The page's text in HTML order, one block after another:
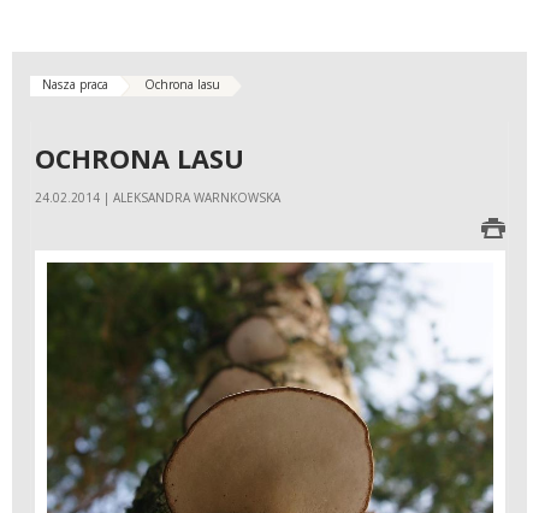
Nasza praca Ochrona lasu
OCHRONA LASU
24.02.2014 | ALEKSANDRA WARNKOWSKA